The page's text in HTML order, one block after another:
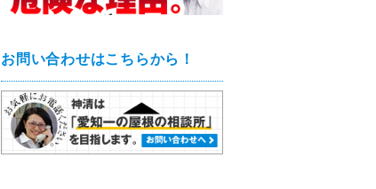
お問い合わせはこちらから！